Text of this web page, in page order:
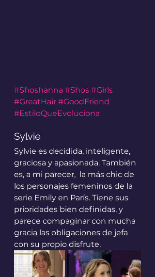
#Shoshanna #Shos #Girls
#GreatHair #GoodFriend
#EstiloQueEvoluciona
Sylvie
Sylvie es decidida, inteligente,
graciosa y apasionada. También
es, a mi parecer,  la más chic de
los personajes femeninos de la
serie Emily en París. Tiene sus
prioridades bien definidas, y
parece compaginar con mucha
gracia las obligaciones de jefa
con su propio disfrute.